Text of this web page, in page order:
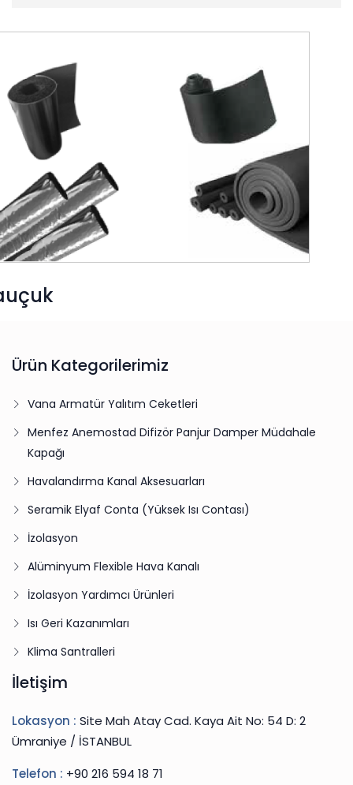
Ürün Kategorilerimiz
Vana Armatür Yalıtım Ceketleri
Menfez Anemostad Difizör Panjur Damper Müdahale
Kapağı
Havalandırma Kanal Aksesuarları
Seramik Elyaf Conta (Yüksek Isı Contası)
İzolasyon
Alüminyum Flexible Hava Kanalı
İzolasyon Yardımcı Ürünleri
Isı Geri Kazanımları
Klima Santralleri
İletişim
Lokasyon : Site Mah Atay Cad. Kaya Ait No: 54 D: 2
Ümraniye / İSTANBUL
Telefon : +90 216 594 18 71